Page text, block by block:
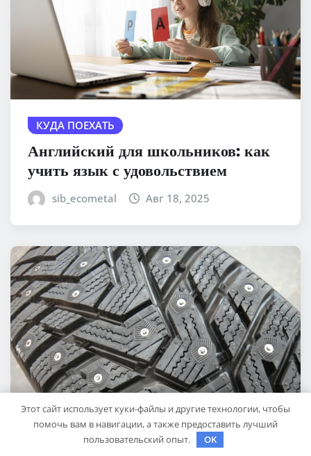
КУДА ПОЕХАТЬ
Английский для школьников: как
учить язык с удовольствием
sib_ecometal Авг 18, 2025
Этот сайт использует куки-файлы и другие технологии, чтобы
помочь вам в навигации, а также предоставить лучший
пользовательский опыт.
OK